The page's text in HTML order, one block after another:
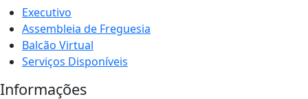
Executivo
Assembleia de Freguesia
Balcão Virtual
Serviços Disponíveis
Informações